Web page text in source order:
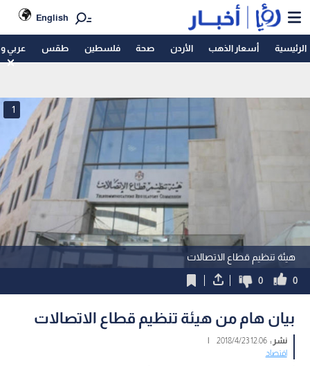
English
الرئيسية أسعار الذهب الأردن صحة فلسطين طقس عربي
هيئة تنظيم قطاع الاتصالات
1
0
0
بيان هام من هيئة تنظيم قطاع الاتصالات
نشر :12:06 2018/4/23
|
اقتصاد